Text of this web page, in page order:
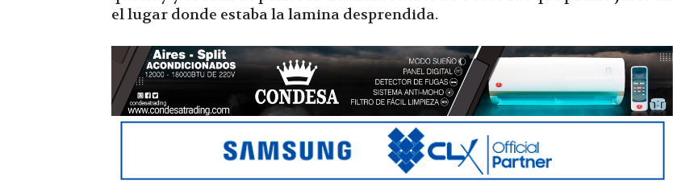
el lugar donde estaba la lamina desprendida.